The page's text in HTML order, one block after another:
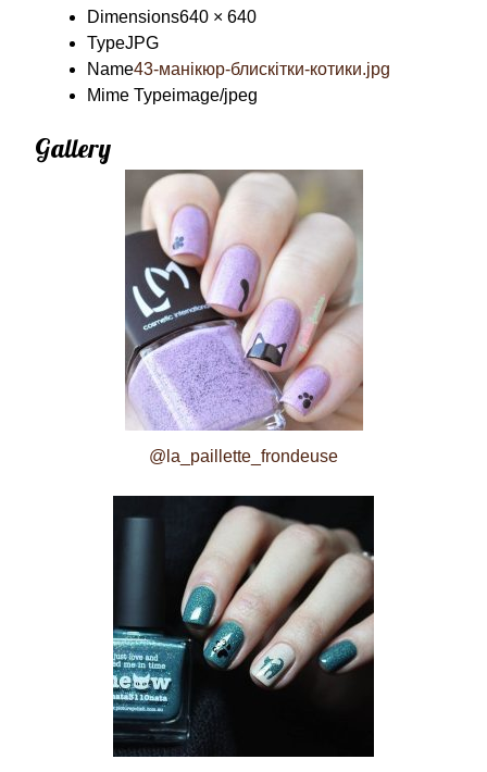
Dimensions640 × 640
TypeJPG
Name43-манікюр-блискітки-котики.jpg
Mime Typeimage/jpeg
Gallery
@la_paillette_frondeuse